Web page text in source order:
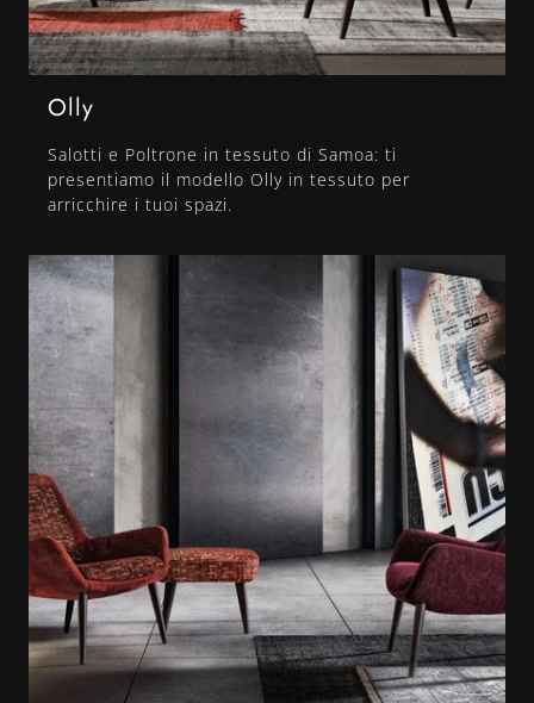
Olly
Salotti e Poltrone in tessuto di Samoa: ti
presentiamo il modello Olly in tessuto per
arricchire i tuoi spazi.